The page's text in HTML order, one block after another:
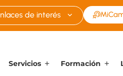
de interés
Servicios Formación